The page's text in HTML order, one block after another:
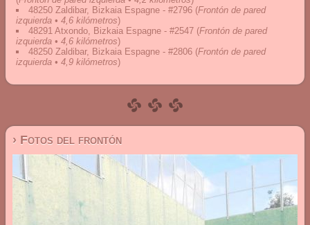
48250 Zaldibar, Bizkaia Espagne - #2796 (Frontón de pared
izquierda • 4,6 kilómetros)
48291 Atxondo, Bizkaia Espagne - #2547 (Frontón de pared
izquierda • 4,6 kilómetros)
48250 Zaldibar, Bizkaia Espagne - #2806 (Frontón de pared
izquierda • 4,9 kilómetros)
› Fotos del frontón